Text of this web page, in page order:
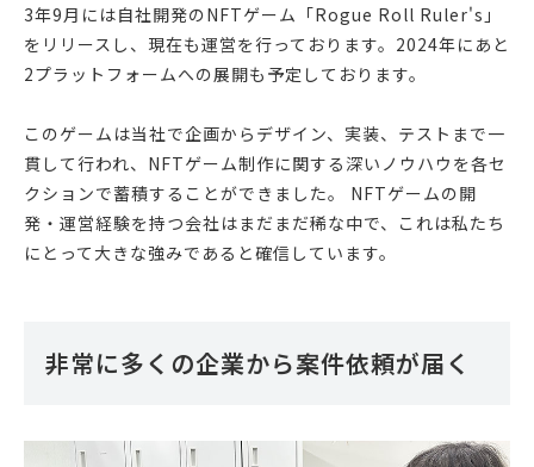
3年9月には自社開発のNFTゲーム「Rogue Roll Ruler's」
をリリースし、現在も運営を行っております。2024年にあと
2プラットフォームへの展開も予定しております。
このゲームは当社で企画からデザイン、実装、テストまで一
貫して行われ、NFTゲーム制作に関する深いノウハウを各セ
クションで蓄積することができました。 NFTゲームの開
発・運営経験を持つ会社はまだまだ稀な中で、これは私たち
にとって大きな強みであると確信しています。
非常に多くの企業から案件依頼が届く